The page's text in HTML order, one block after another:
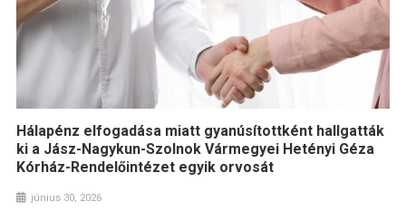
Hálapénz elfogadása miatt gyanúsítottként hallgatták
ki a Jász-Nagykun-Szolnok Vármegyei Hetényi Géza
Kórház-Rendelőintézet egyik orvosát
június 30, 2026